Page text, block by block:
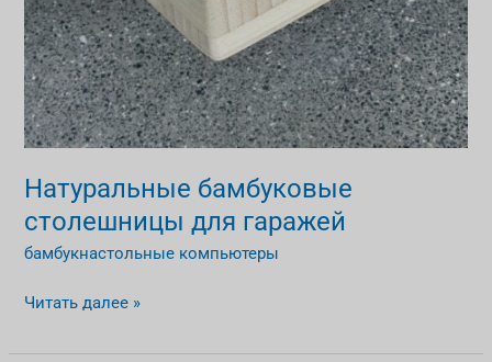
Натуральные бамбуковые
столешницы для гаражей
бамбукнастольные компьютеры
Читать далее »